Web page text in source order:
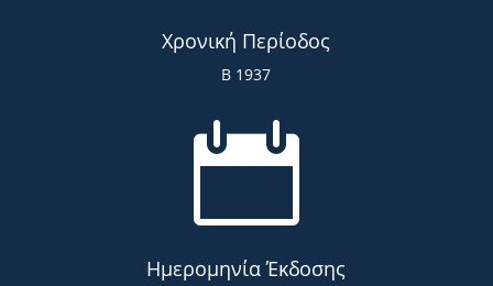
Χρονική Περίοδος
Β 1937

Ημερομηνία Έκδοσης